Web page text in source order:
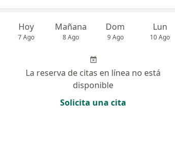
Hoy
7 Ago
Mañana
8 Ago
Dom
9 Ago
Lun
10 Ago
La reserva de citas en línea no está
disponible
Solicita una cita